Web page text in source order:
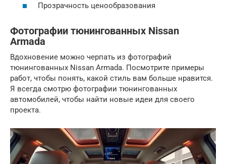
Прозрачность ценообразования
Фотографии тюнингованных Nissan
Armada
Вдохновение можно черпать из фотографий
тюнингованных Nissan Armada. Посмотрите примеры
работ, чтобы понять, какой стиль вам больше нравится.
Я всегда смотрю фотографии тюнингованных
автомобилей, чтобы найти новые идеи для своего
проекта.